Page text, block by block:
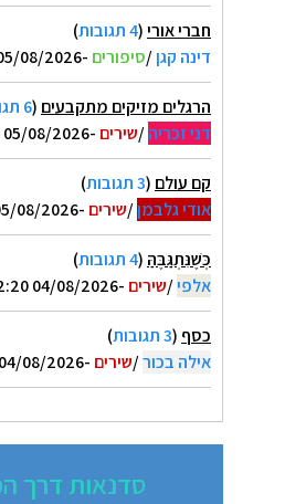
חברי אורי(4 תגובות
)
דינה קגן/סיפורים -05/08/2026 07:09
הרגלים מזיקים מתקבעים (6 תגובות
דני זכריה/שירים -05/08/2026 06:39
קם עולם (3 תגובות
)
אודי גלבמן/שירים -05/08/2026 06:32
כְּשֶׁנִּתְגַּבֶּהַּ (4 תגובות
)
אלפי/שירים -04/08/2026 22:20
כסף (3 תגובות
)
אילה בכור/שירים -04/08/2026 20:13
סדנאות דרך